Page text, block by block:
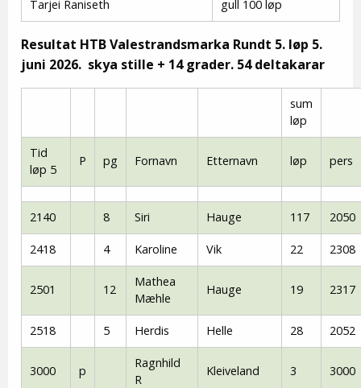
Tarjei Raniseth gull 100 løp
Resultat HTB Valestrandsmarka Rundt 5. løp 5.
juni 2026. skya stille + 14 grader. 54 deltakarar
sum
løp
Tid
løp 5
P pg Fornavn Etternavn løp pers
2140 8 Siri Hauge 117 2050
2418 4 Karoline Vik 22 2308
2501 12
Mathea
Mæhle
Hauge 19 2317
2518 5 Herdis Helle 28 2052
3000 p
Ragnhild
R
Kleiveland 3 3000